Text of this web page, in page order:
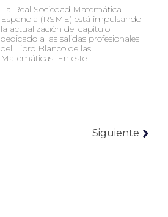
La Real Sociedad Matemática
Española (RSME) está impulsando
la actualización del capítulo
dedicado a las salidas profesionales
del Libro Blanco de las
Matemáticas. En este
Siguiente